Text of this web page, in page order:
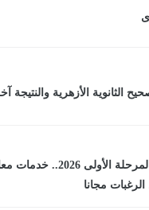
الثانوية الأزهرية والنتيجة
تنسيق المرحلة
مجانا